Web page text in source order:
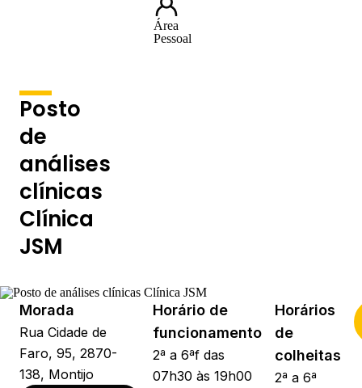
Área
Pessoal
Posto
de
análises
clínicas
Clínica
JSM
Morada
Rua Cidade de
Faro, 95, 2870-
138, Montijo
Horário de
funcionamento
2ª a 6ªf das
07h30 às 19h00
Horários
de
colheitas
2ª a 6ª